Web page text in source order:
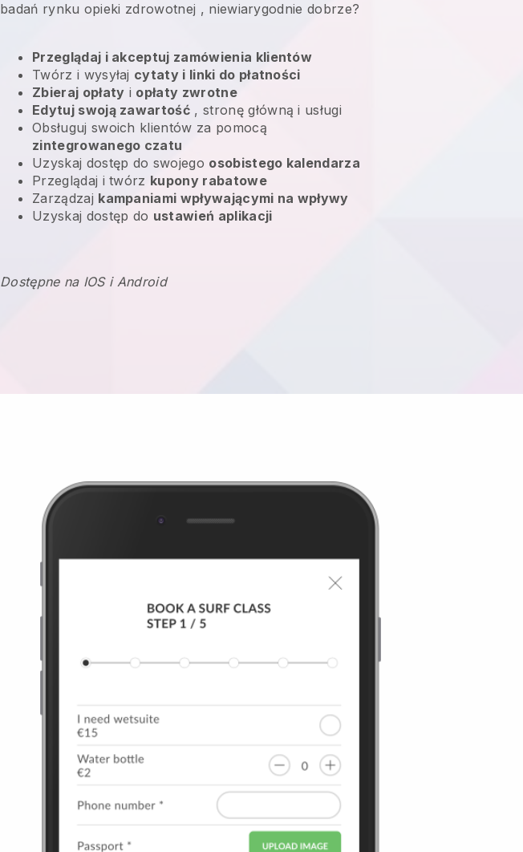
badań rynku opieki zdrowotnej , niewiarygodnie dobrze?
Przeglądaj i akceptuj zamówienia klientów
Twórz i wysyłaj cytaty i linki do płatności
Zbieraj opłaty i opłaty zwrotne
Edytuj swoją zawartość , stronę główną i usługi
Obsługuj swoich klientów za pomocą
zintegrowanego czatu
Uzyskaj dostęp do swojego osobistego kalendarza
Przeglądaj i twórz kupony rabatowe
Zarządzaj kampaniami wpływającymi na wpływy
Uzyskaj dostęp do ustawień aplikacji
Dostępne na IOS i Android